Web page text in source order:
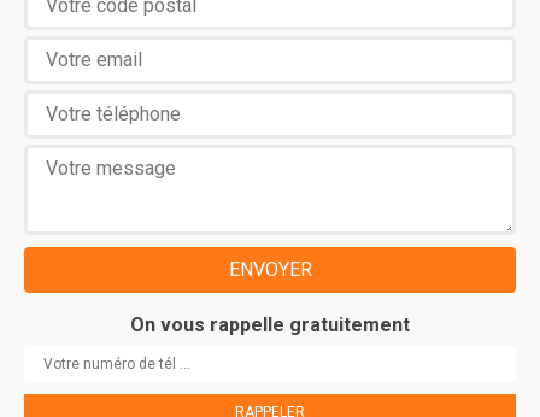
On vous rappelle gratuitement